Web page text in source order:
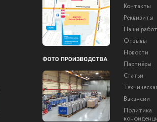
ФОТО ПРОИЗВОДСТВА
Контакты
Реквизиты
Наши
Отзывы
Новости
Партнёры
Статьи
Вакансии
Политика